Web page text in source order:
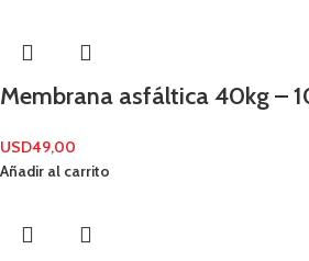
Membrana asfáltica 40kg –
USD49,00
Añadir al carrito